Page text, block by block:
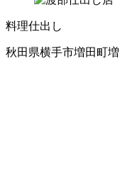
料理仕出し
秋田県横手市増田町